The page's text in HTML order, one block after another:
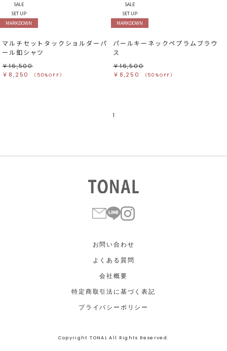
SALE
SET UP
MARKDOWN
マルチセットタックショルダーパ
ール釦シャツ
￥16,500
￥8,250
（50%OFF）
SALE
SET UP
MARKDOWN
パールキーネックペプラムブラウ
ス
￥16,500
￥8,250
（50%OFF）
1
お問い合わせ
よくある質問
会社概要
特定商取引法に基づく表記
プライバシーポリシー
Copyright TONAL All Rights Reserved.